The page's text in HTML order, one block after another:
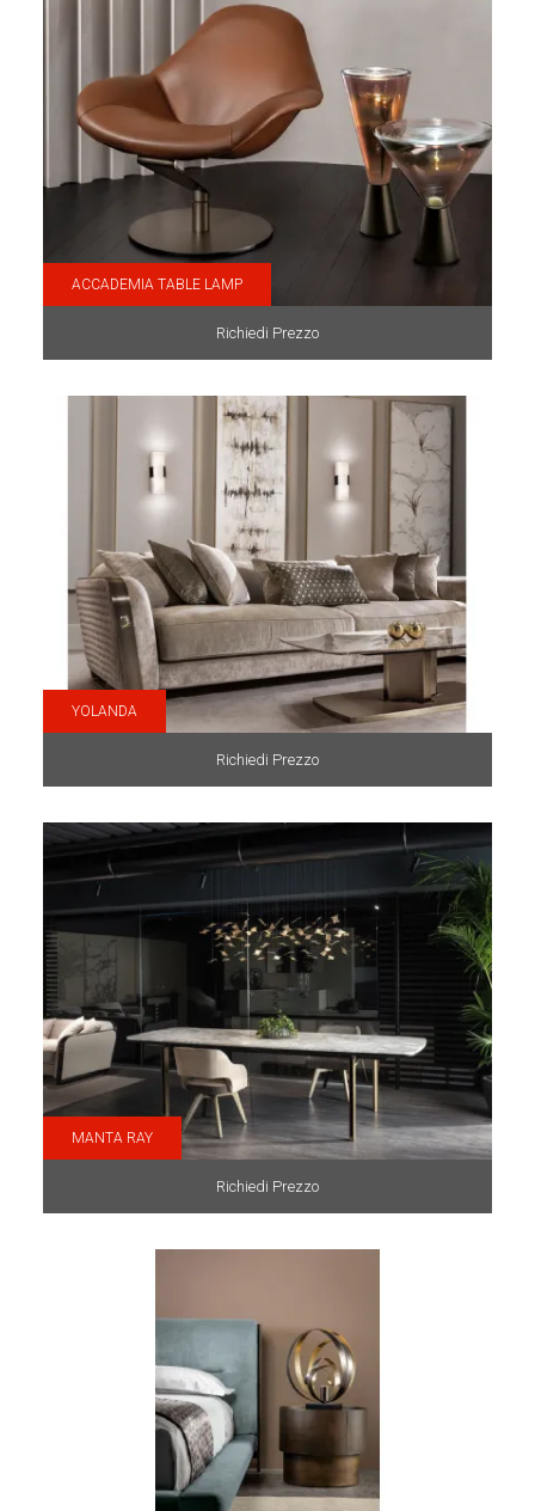
ACCADEMIA TABLE LAMP
Richiedi Prezzo
YOLANDA
Richiedi Prezzo
MANTA RAY
Richiedi Prezzo